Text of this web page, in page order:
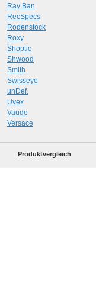
Ray Ban
RecSpecs
Rodenstock
Roxy
Shoptic
Shwood
Smith
Swisseye
unDef.
Uvex
Vaude
Versace
Produktvergleich